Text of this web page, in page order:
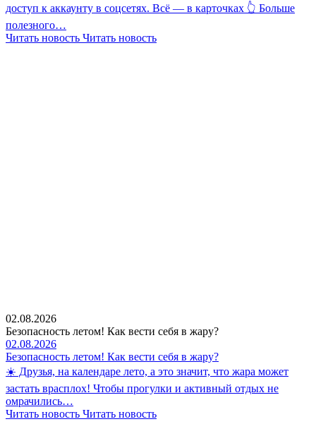
доступ к аккаунту в соцсетях. Всё — в карточках 👆 Больше
полезного…
Читать новость Читать новость
02.08.2026
Безопасность летом! Как вести себя в жару?
02.08.2026
Безопасность летом! Как вести себя в жару?
☀️ Друзья, на календаре лето, а это значит, что жара может
застать врасплох! Чтобы прогулки и активный отдых не
омрачились…
Читать новость Читать новость